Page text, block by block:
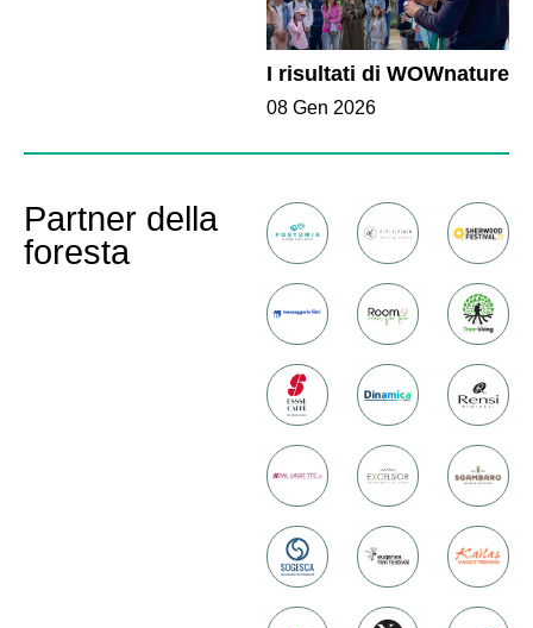
I risultati di WOWnature
08 Gen 2026
Partner della
foresta